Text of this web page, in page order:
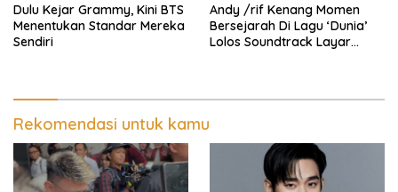
Dulu Kejar Grammy, Kini BTS
Menentukan Standar Mereka
Sendiri
Andy /rif Kenang Momen
Bersejarah Di Lagu ‘Dunia’
Lolos Soundtrack Layar
Rekomendasi untuk kamu